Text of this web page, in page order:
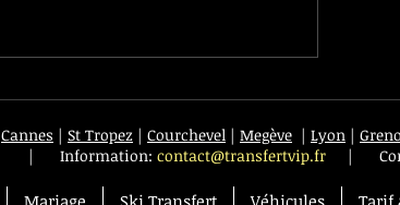
Road Trip France /
Cannes | St Tropez | Courchevel | Megève | Lyon |
| Information: contact@transfertvip.fr |
Mariage Ski Transfert Véhicules Tarif